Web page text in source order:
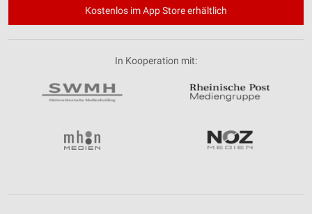
Kostenlos im App Store erhältlich
In Kooperation mit: